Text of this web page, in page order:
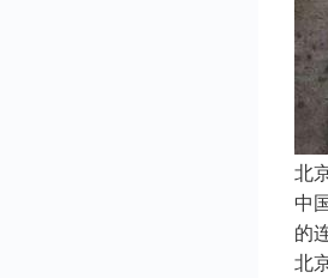
北
中
的
北